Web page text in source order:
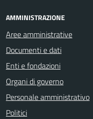
AMMINISTRAZIONE
Aree amministrative
Documenti e dati
Enti e fondazioni
Organi di governo
Personale amministrativo
Politici